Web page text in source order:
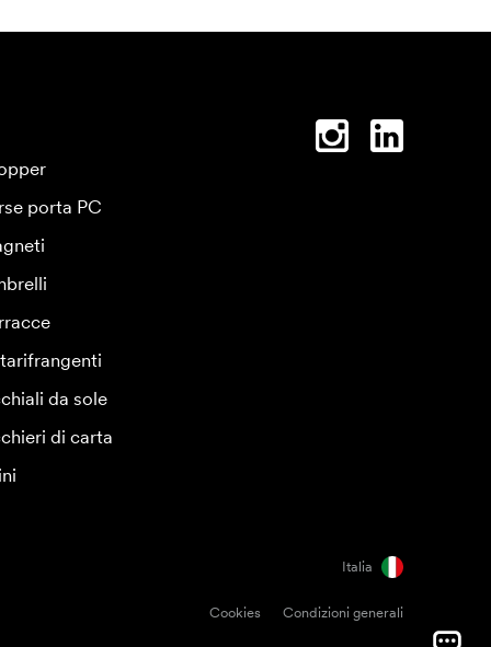
porta PC
da sole
di carta
Italia
Cookies Condizioni generali